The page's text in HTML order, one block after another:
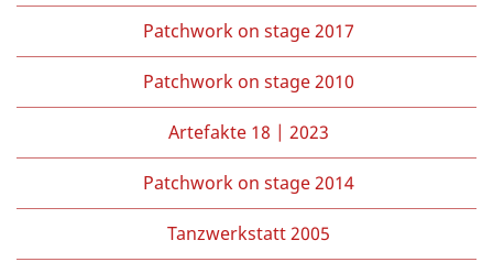
Patchwork on stage 2017
Patchwork on stage 2010
Artefakte 18 | 2023
Patchwork on stage 2014
Tanzwerkstatt 2005